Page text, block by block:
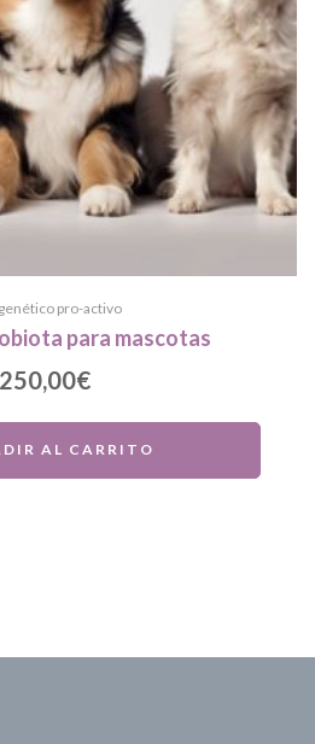
pro-activo
para mascotas
250,00€
AL CARRITO